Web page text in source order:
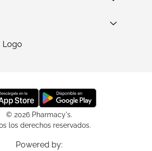
© 2026 Pharmacy's.
los derechos reservados.
Powered by: